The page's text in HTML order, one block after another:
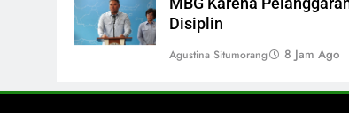
Disiplin
Agustina Situmorang 8 Jam Ago